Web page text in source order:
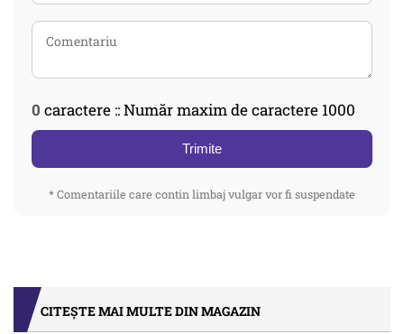
0 caractere :: Număr maxim de caractere 1000
Trimite
* Comentariile care contin limbaj vulgar vor fi suspendate
CITEȘTE MAI MULTE DIN MAGAZIN